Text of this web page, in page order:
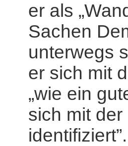
er als
Sachen
unterwegs
er sich mit
„wie ein
sich mit
identifiziert”.